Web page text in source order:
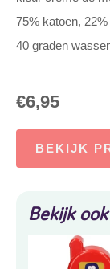
75% katoen,
40 graden
€6,95
BEKIJK
Bekijk